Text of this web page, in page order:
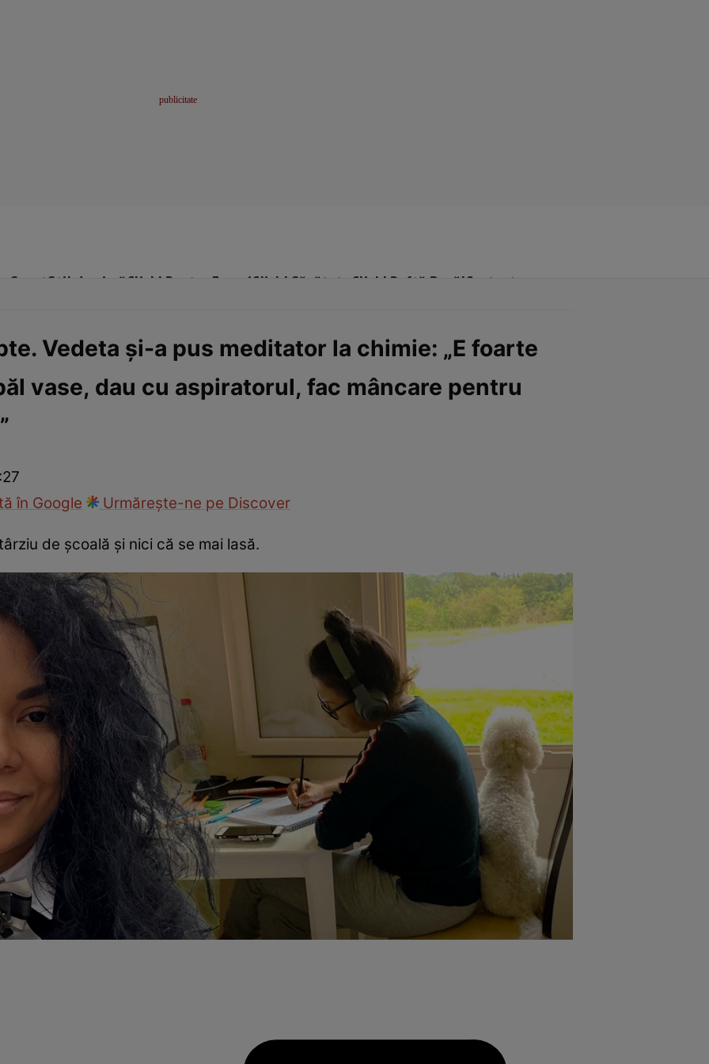
SportStil de viațăClick! Pentru FemeiClick! Sănătate Click! Poftă Bună!Contact
Paparazzii Click!
Vedeta și-a pus meditator la chimie: „E foarte
vase, dau cu aspiratorul, fac mâncare pentru
în Google
Urmărește-ne pe Discover
de școală și nici că se mai lasă.